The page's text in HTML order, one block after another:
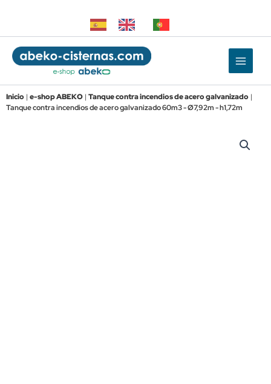
Inicio | e-shop ABEKO | Tanque contra incendios de acero galvanizado |
Tanque contra incendios de acero galvanizado 60m3 - Ø7,92m - h1,72m